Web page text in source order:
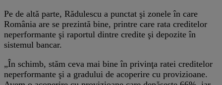
Pe de altă parte, Rădulescu a punctat şi zonele în care
România are se prezintă bine, printre care rata creditelor
neperformante şi raportul dintre credite şi depozite în
sistemul bancar.
„În schimb, stăm ceva mai bine în privinţa ratei creditelor
neperformante şi a gradului de acoperire cu provizioane.